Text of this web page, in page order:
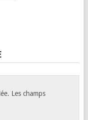
Les champs